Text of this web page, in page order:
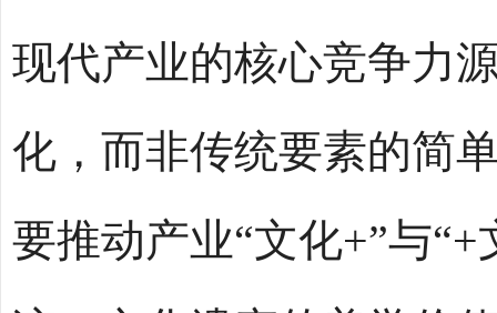
现代产业的核心竞争力
化，而非传统要素的简
要推动产业“文化+”与